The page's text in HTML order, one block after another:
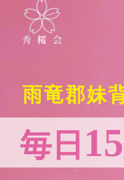
雨竜郡妹
毎日 15